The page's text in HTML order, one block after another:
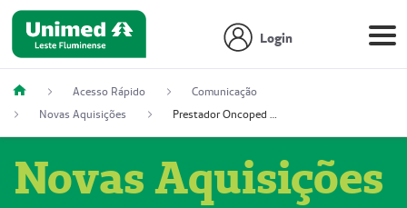
Login
Acesso Rápido
Comunicação
Novas Aquisições
Prestador Oncoped Serviços Médicos (51004335-0)
Novas Aquisições